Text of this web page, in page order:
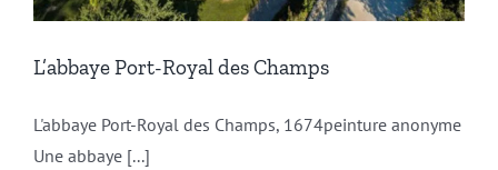
L’abbaye Port-Royal des Champs
L'abbaye Port-Royal des Champs, 1674peinture anonyme
Une abbaye [...]